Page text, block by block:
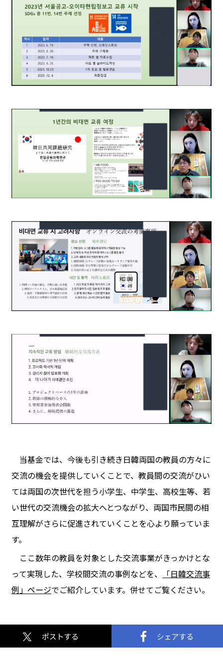
当基金では、今後も引き続き日韓両国の教員の方々に
交流の機会を提供していくことで、教員間の交流がひい
ては両国の次世代を担う小学生、中学生、高校生等、若
い世代の交流機会の拡大へとつながり、両国市民間の相
互理解がさらに促進されていくことを心より願っていま
す。
ここ数年の教員を対象とした交流事業がきっかけとな
って実現した、学校間交流の事例などを、
「日韓交流事
例」ページでご紹介しています。併せてご覧ください。